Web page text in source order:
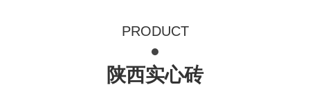
PRODUCT
陕西实心砖